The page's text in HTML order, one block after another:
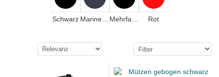
Schwarz Rot